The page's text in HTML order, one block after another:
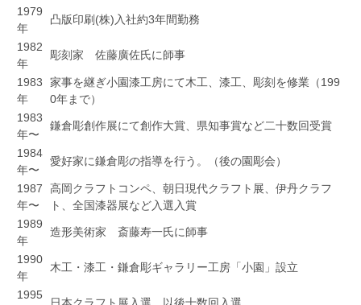
1979
年
凸版印刷(株)入社約3年間勤務
1982
年
彫刻家 佐藤廣佐氏に師事
1983
年
家事を継ぎ小園漆工房にて木工、漆工、彫刻を修業（199
0年まで）
1983
年〜
鎌倉彫創作展にて創作大賞、県知事賞など二十数回受賞
1984
年〜
愛好家に鎌倉彫の指導を行う。（後の園彫会）
1987
年〜
高岡クラフトコンペ、朝日現代クラフト展、伊丹クラフ
ト、全国漆器展など入選入賞
1989
年
造形美術家 斎藤寿一氏に師事
1990
年
木工・漆工・鎌倉彫ギャラリー工房「小園」設立
1995